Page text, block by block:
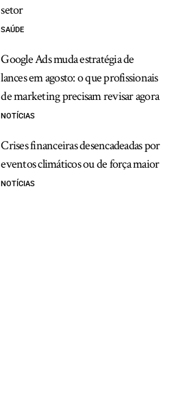
setor
SAÚDE
Google Ads muda estratégia de
lances em agosto: o que profissionais
de marketing precisam revisar agora
NOTÍCIAS
Crises financeiras desencadeadas por
eventos climáticos ou de força maior
NOTÍCIAS